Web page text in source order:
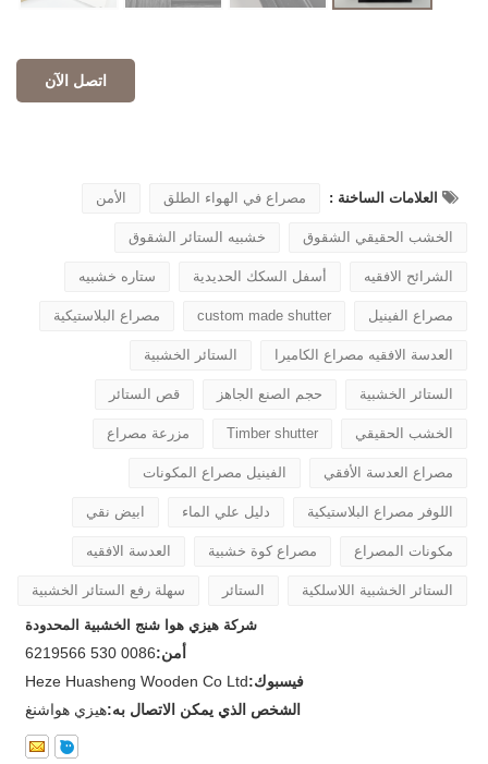
اتصل الآن
العلامات الساخنة : مصراع في الهواء الطلق الأمن
الخشب الحقيقي الشقوق خشبيه الستائر الشقوق
الشرائح الافقيه أسفل السكك الحديدية ستاره خشبيه
مصراع الفينيل custom made shutter مصراع البلاستيكية
العدسة الافقيه مصراع الكاميرا الستائر الخشبية
الستائر الخشبية حجم الصنع الجاهز قص الستائر
الخشب الحقيقي Timber shutter مزرعة مصراع
مصراع العدسة الأفقي الفينيل مصراع المكونات
اللوفر مصراع البلاستيكية دليل علي الماء ابيض نقي
مكونات المصراع مصراع كوة خشبية العدسة الافقيه
الستائر الخشبية اللاسلكية الستائر سهلة رفع الستائر الخشبية
شركة هيزي هوا شنج الخشبية المحدودة
أمن:0086 530 6219566
فيسبوك:Heze Huasheng Wooden Co Ltd
الشخص الذي يمكن الاتصال به:هيزي هواشنغ